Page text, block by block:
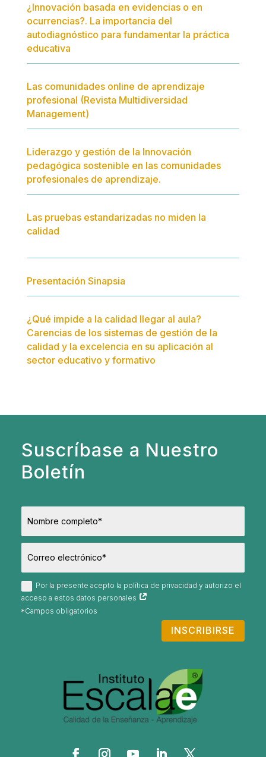
¿Innovación basada en evidencias o en
ocurrencias?. La importancia del
autodiagnóstico para fundamentar la práctica
educativa
Las comunidades online de aprendizaje
profesional (Revista Multidiversidad
Management)
Liderazgo y gestión de la Innovación
pedagógica sostenible en las comunidades
profesionales de aprendizaje.
Las pruebas estandarizadas no miden la
calidad
Presentación Sinapsia
¿Qué impide a la calidad llegar al aula?
Carencias de los sistemas de gestión de la
calidad y la excelencia en su aplicación al
sector educativo y formativo
Suscríbase a Nuestro
Boletín
Por la presente acepto la política de privacidad y autorizo el
acceso a estos datos personales
INSCRIBIRSE